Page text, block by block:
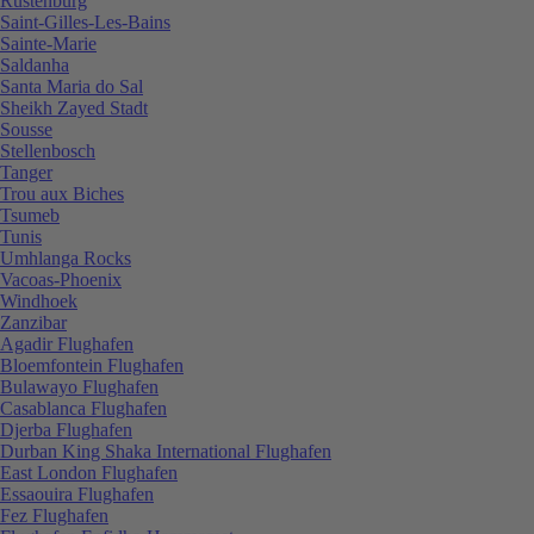
Saint-Gilles-Les-Bains
Sainte-Marie
Saldanha
Santa Maria do Sal
Sheikh Zayed Stadt
Sousse
Stellenbosch
Tanger
Trou aux Biches
Tsumeb
Tunis
Umhlanga Rocks
Vacoas-Phoenix
Windhoek
Zanzibar
Agadir Flughafen
Bloemfontein Flughafen
Bulawayo Flughafen
Casablanca Flughafen
Djerba Flughafen
Durban King Shaka International Flughafen
East London Flughafen
Essaouira Flughafen
Fez Flughafen